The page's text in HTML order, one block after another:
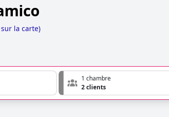
la carte)
1 chambre
2 clients